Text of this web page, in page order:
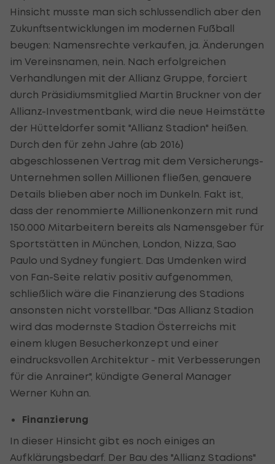
Hinsicht musste man sich schlussendlich aber den
Zukunftsentwicklungen im modernen Fußball
beugen: Namensrechte verkaufen, ja. Änderungen
im Vereinsnamen, nein. Nach erfolgreichen
Verhandlungen mit der Allianz Gruppe, forciert
durch Präsidiumsmitglied Martin Bruckner von der
Allianz-Investmentbank, wird die neue Heimstätte
der Hütteldorfer somit "Allianz Stadion" heißen.
Durch den für zehn Jahre (ab 2016)
abgeschlossenen Vertrag mit dem Versicherungs-
Unternehmen sollen Millionen fließen, genauere
Details blieben aber noch im Dunkeln. Fakt ist,
dass der renommierte Millionenkonzern mit rund
150.000 Mitarbeitern bereits als Namensgeber für
Sportstätten in München, London, Nizza, Sao
Paulo und Sydney fungiert. Das Umdenken wird
von Fan-Seite relativ positiv aufgenommen,
schließlich wäre die Finanzierung des Stadions
ansonsten nicht vorstellbar. "Das Allianz Stadion
wird das modernste Stadion Österreichs mit
einem klugen Besucherkonzept und einer
eindrucksvollen Architektur - mit Verbesserungen
für die Anrainer", kündigte General Manager
Werner Kuhn an.
Finanzierung
In dieser Hinsicht gibt es noch einiges an
Aufklärungsbedarf. Der Bau des "Allianz Stadions"